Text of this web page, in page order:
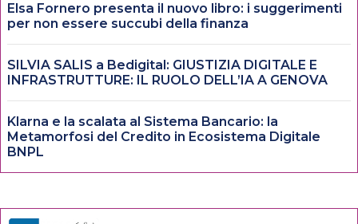
Elsa Fornero presenta il nuovo libro: i suggerimenti
per non essere succubi della finanza
SILVIA SALIS a Bedigital: GIUSTIZIA DIGITALE E
INFRASTRUTTURE: IL RUOLO DELL’IA A GENOVA
Klarna e la scalata al Sistema Bancario: la
Metamorfosi del Credito in Ecosistema Digitale
BNPL